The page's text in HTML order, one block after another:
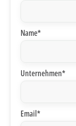
Name*
Unternehmen*
Email*